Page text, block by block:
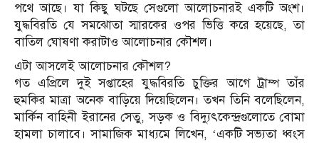
পথে আছে। যা কিছু ঘটছে সেগুলো আলোচনারই একটি অংশ।
যুদ্ধবিরতি যে সমঝোতা স্মারকের ওপর ভিত্তি করে হয়েছে, তা
বাতিল ঘোষণা করাটাও আলোচনার কৌশল।
এটা আসলেই আলোচনার কৌশল?
গত এপ্রিলে দুই সপ্তাহের যুদ্ধবিরতি চুক্তির আগে ট্রাম্প তাঁর
হুমকির মাত্রা অনেক বাড়িয়ে দিয়েছিলেন। তখন তিনি বলেছিলেন,
মার্কিন বাহিনী ইরানের সেতু, সড়ক ও বিদ্যুৎকেন্দ্রগুলোতে বোমা
হামলা চালাবে। সামাজিক মাধ্যমে লিখেন, ‘একটি সভ্যতা ধ্বংস